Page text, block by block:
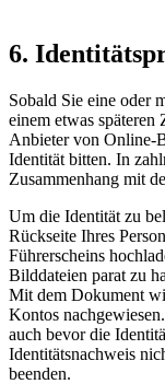
6.
Sobald Sie eine oder
einem etwas
Anbieter von Online-
Identität bitten. In
Zusammenhang mit
Um die Identität zu
Rückseite Ihres
Führerscheins
Bilddateien parat zu
Mit dem Dokument
Kontos
auch bevor die
Identitätsnachweis
beenden.